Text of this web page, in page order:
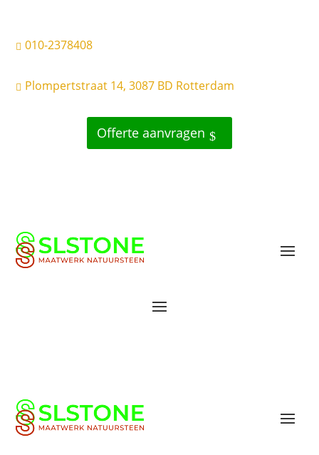
 010-2378408
 Plompertstraat 14, 3087 BD Rotterdam
Offerte aanvragen